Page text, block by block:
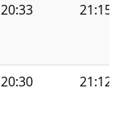
20:33 21:15
20:30 21:12